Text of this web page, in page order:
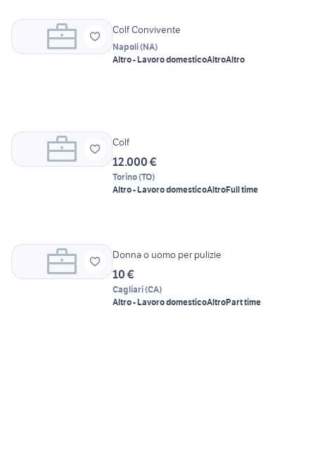
Colf Convivente
Napoli(NA)
Altro - Lavoro domesticoAltroAltro
Colf
12.000 €
Torino(TO)
Altro - Lavoro domesticoAltroFull time
Donna o uomo per pulizie
10 €
Cagliari(CA)
Altro - Lavoro domesticoAltroPart time